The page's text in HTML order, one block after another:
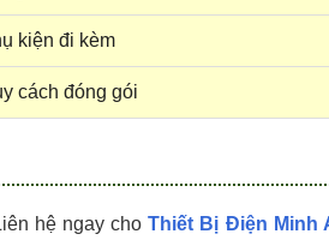
Ms.Châu
kiện đi kèm
cách đóng gói
hệ ngay choThiết Bị Điện Minh